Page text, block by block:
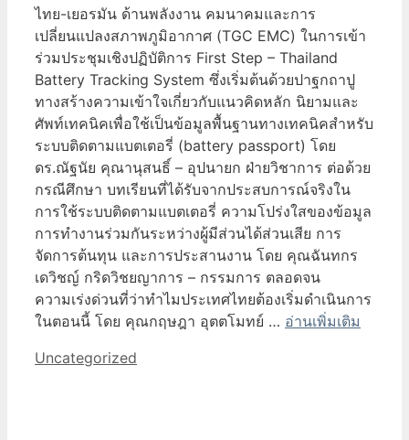
ไทย-เยอรมัน ด้านพลังงาน คมนาคมและการ
เปลี่ยนแปลงสภาพภูมิอากาศ (TGC EMC) ในการเข้า
ร่วมประชุมเชิงปฏิบัติการ First Step – Thailand
Battery Tracking System ซึ่งเริ่มต้นด้วยปาฐกถาปู
ทางสร้างความเข้าใจเกี่ยวกับแนวคิดหลัก นิยามและ
ศัพท์เทคนิคเพื่อใช้เป็นข้อมูลพื้นฐานทางเทคนิคสำหรับ
ระบบติดตามแบตเตอรี่ (battery passport) โดย
ดร.ณัฐนัย คุณานุสนธิ์ – อุปนายก ฝ่ายวิชาการ ต่อด้วย
กรณีศึกษา บทเรียนที่ได้รับจากประสบการณ์จริงใน
การใช้ระบบติดตามแบตเตอรี่ ความโปร่งใสของข้อมูล
การทำงานร่วมกันระหว่างผู้มีส่วนได้ส่วนเสีย การ
จัดการต้นทุน และการประสานงาน โดย คุณฉันทกร
เดวิชญ์ กริดวิชยญาการ – กรรมการ ตลอดจน
ความเร่งด่วนที่ว่าทำไมประเทศไทยต้องเริ่มดำเนินการ
ในตอนนี้ โดย คุณกฤษฎา อุตตโมทย์ … อ่านเพิ่มเติม
Categories
Uncategorized